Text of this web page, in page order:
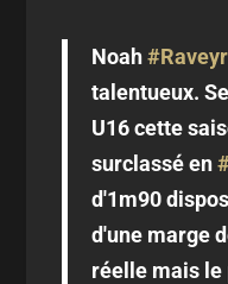
Noah
talentueux.
U16 cette
surclassé en
d'1m90
d'une marge
réelle mais le